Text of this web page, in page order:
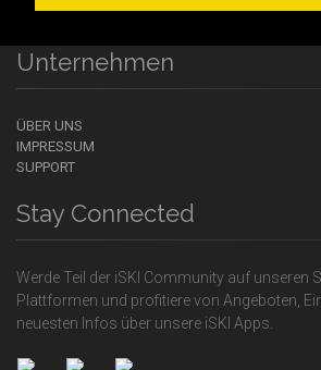
Unternehmen
ÜBER UNS
IMPRESSUM
SUPPORT
Stay Connected
Werde Teil der iSKI Community auf unseren
Plattformen und profitiere von Angeboten,
neuesten Infos über unsere iSKI Apps.